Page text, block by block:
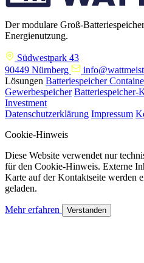
Der modulare Groß-
Energienutzung.
Südwestpark 43
90449 Nürnberg
Lösungen Batteriespeicher
Gewerbespeicher Batteriespeicher-
Investment
Datenschutzerklärung Impressum
Cookie-Hinweis
Diese Website verwendet nur
für den Cookie-Hinweis. Externe
Karte auf der Kontaktseite werden
geladen.
Mehr erfahren Verstanden